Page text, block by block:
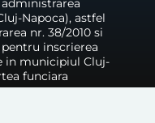
Napoca), astfel
nr. 38/2010 si
inscrierea
in municipiul Cluj-
funciara